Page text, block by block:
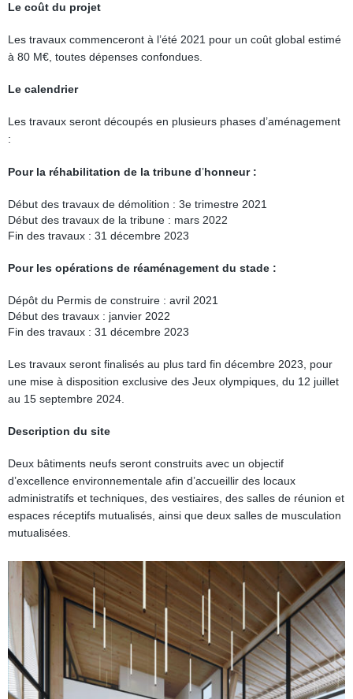
Le coût du projet
Les travaux commenceront à l’été 2021 pour un coût global estimé
à 80 M€, toutes dépenses confondues.
Le calendrier
Les travaux seront découpés en plusieurs phases d’aménagement
:
Pour la réhabilitation de la tribune d’honneur :
Début des travaux de démolition : 3e trimestre 2021
Début des travaux de la tribune : mars 2022
Fin des travaux : 31 décembre 2023
Pour les opérations de réaménagement du stade :
Dépôt du Permis de construire : avril 2021
Début des travaux : janvier 2022
Fin des travaux : 31 décembre 2023
Les travaux seront finalisés au plus tard fin décembre 2023, pour
une mise à disposition exclusive des Jeux olympiques, du 12 juillet
au 15 septembre 2024.
Description du site
Deux bâtiments neufs seront construits avec un objectif
d’excellence environnementale afin d’accueillir des locaux
administratifs et techniques, des vestiaires, des salles de réunion et
espaces réceptifs mutualisés, ainsi que deux salles de musculation
mutualisées.